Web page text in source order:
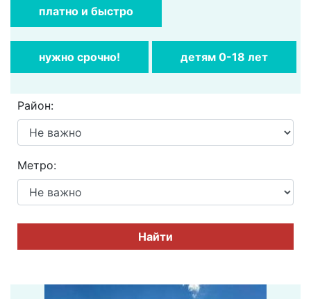
платно и быстро
нужно cрочно! детям 0-18 лет
Район:
Метро:
Найти